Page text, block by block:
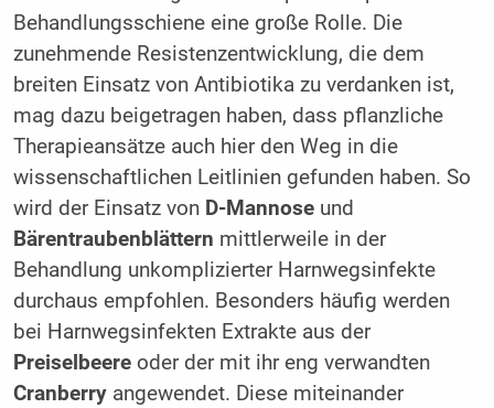
Behandlungsschiene eine große Rolle. Die
zunehmende Resistenzentwicklung, die dem
breiten Einsatz von Antibiotika zu verdanken ist,
mag dazu beigetragen haben, dass pflanzliche
Therapieansätze auch hier den Weg in die
wissenschaftlichen Leitlinien gefunden haben. So
wird der Einsatz von D-Mannose und
Bärentraubenblättern mittlerweile in der
Behandlung unkomplizierter Harnwegsinfekte
durchaus empfohlen. Besonders häufig werden
bei Harnwegsinfekten Extrakte aus der
Preiselbeere oder der mit ihr eng verwandten
Cranberry angewendet. Diese miteinander